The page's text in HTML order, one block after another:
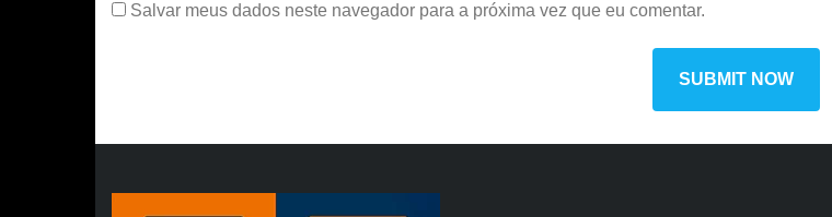
Salvar meus dados neste navegador para a próxima vez que eu comentar.